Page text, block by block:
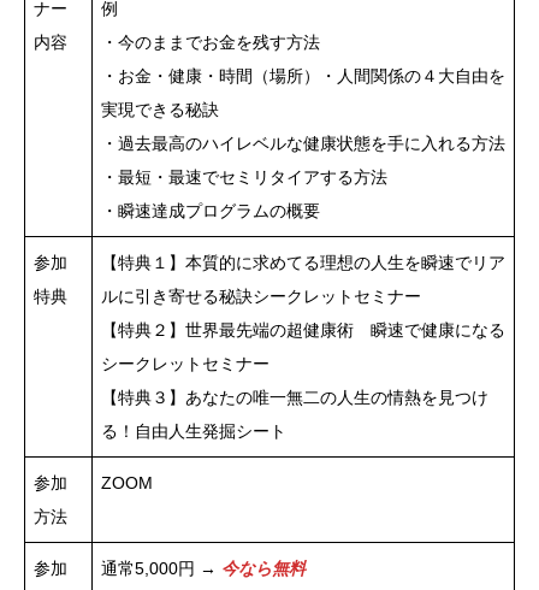
ナー
内容
例
・今のままでお金を残す方法
・お金・健康・時間（場所）・人間関係の４大自由を
実現できる秘訣
・過去最高のハイレベルな健康状態を手に入れる方法
・最短・最速でセミリタイアする方法
・瞬速達成プログラムの概要
参加
特典
【特典１】本質的に求めてる理想の人生を瞬速でリア
ルに引き寄せる秘訣シークレットセミナー
【特典２】世界最先端の超健康術 瞬速で健康になる
シークレットセミナー
【特典３】あなたの唯一無二の人生の情熱を見つけ
る！自由人生発掘シート
参加
方法
ZOOM
参加
通常5,000円 → 今なら無料